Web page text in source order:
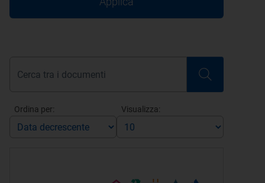
Ordina per: Visualizza: